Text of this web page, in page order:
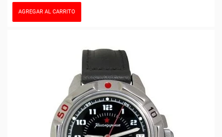
AGREGAR AL CARRITO